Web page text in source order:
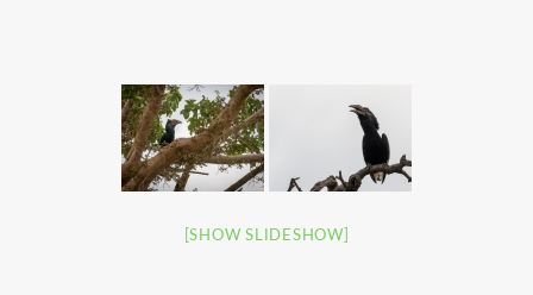
[SHOW SLIDESHOW]